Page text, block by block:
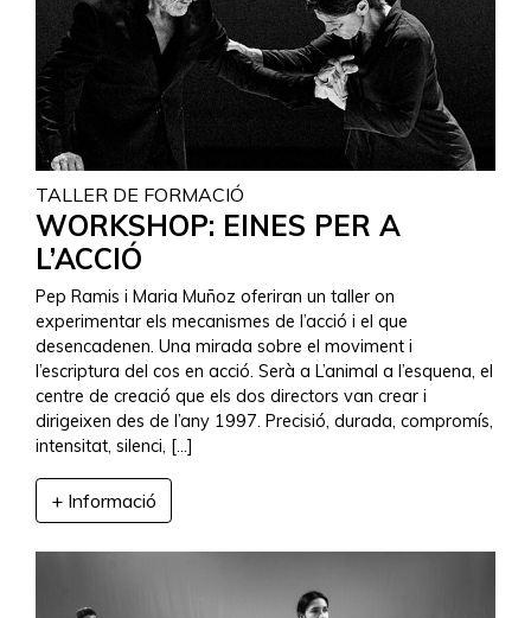
TALLER DE FORMACIÓ
WORKSHOP: EINES PER A
L’ACCIÓ
Pep Ramis i Maria Muñoz oferiran un taller on
experimentar els mecanismes de l’acció i el que
desencadenen. Una mirada sobre el moviment i
l’escriptura del cos en acció. Serà a L’animal a l’esquena, el
centre de creació que els dos directors van crear i
dirigeixen des de l’any 1997. Precisió, durada, compromís,
intensitat, silenci, […]
+ Informació